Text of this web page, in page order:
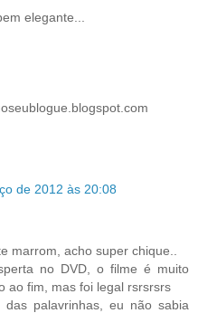
elegante...
de 2012 às 20:08
marrom, acho super chique..
no DVD, o filme é muito
ao fim, mas foi legal rsrsrsrs
palavrinhas, eu não sabia